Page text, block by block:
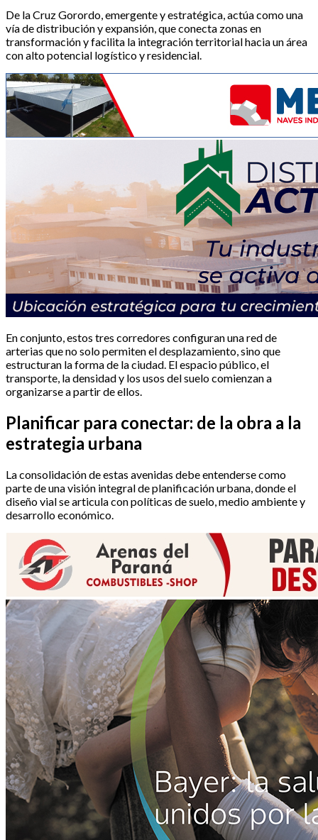
De la Cruz Gorordo, emergente y estratégica, actúa como una
vía de distribución y expansión, que conecta zonas en
transformación y facilita la integración territorial hacia un área
con alto potencial logístico y residencial.
En conjunto, estos tres corredores configuran una red de
arterias que no solo permiten el desplazamiento, sino que
estructuran la forma de la ciudad. El espacio público, el
transporte, la densidad y los usos del suelo comienzan a
organizarse a partir de ellos.
Planificar para conectar: de la obra a la
estrategia urbana
La consolidación de estas avenidas debe entenderse como
parte de una visión integral de planificación urbana, donde el
diseño vial se articula con políticas de suelo, medio ambiente y
desarrollo económico.